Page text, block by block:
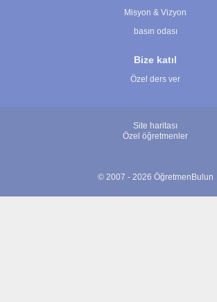
Misyon & Vizyon
basın odası
Bize katıl
Özel ders ver
Site haritası
Özel öğretmenler
© 2007 - 2026 ÖğretmenBulun